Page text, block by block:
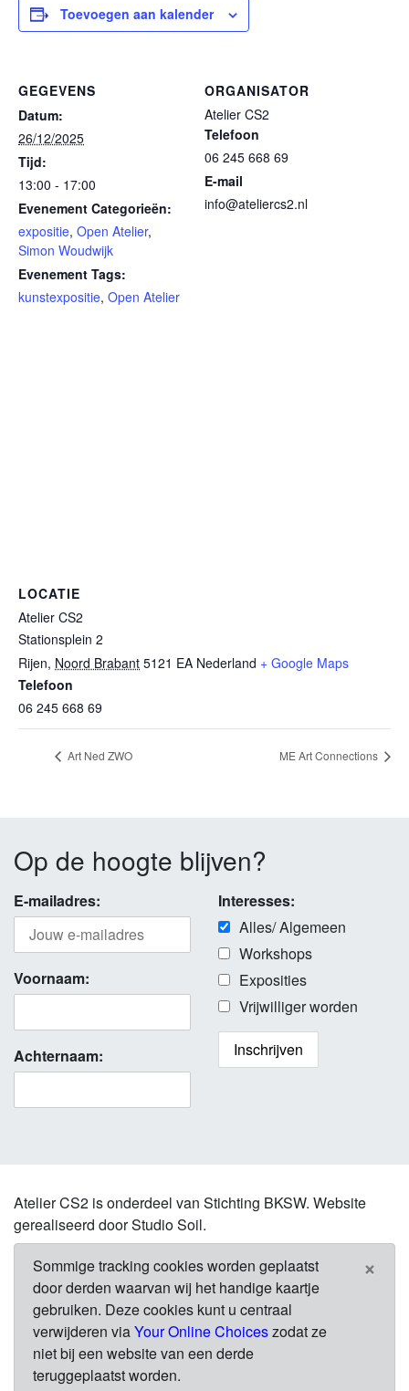
Toevoegen aan kalender
GEGEVENS
Datum:
26/12/2025
Tijd:
13:00 - 17:00
Evenement Categorieën:
expositie, Open Atelier,
Simon Woudwijk
Evenement Tags:
kunstexpositie, Open Atelier
ORGANISATOR
Atelier CS2
Telefoon
06 245 668 69
E-mail
info@ateliercs2.nl
LOCATIE
Atelier CS2
Stationsplein 2
Rijen, Noord Brabant 5121 EA Nederland + Google Maps
Telefoon
06 245 668 69
Art Ned ZWO ME Art Connections
Op de hoogte blijven?
E-mailadres:
Voornaam:
Achternaam:
Interesses:
Alles/ Algemeen
Workshops
Exposities
Vrijwilliger worden
Atelier CS2 is onderdeel van Stichting BKSW. Website
gerealiseerd door Studio Soil.
Sommige tracking cookies worden geplaatst
door derden waarvan wij het handige kaartje
gebruiken. Deze cookies kunt u centraal
verwijderen viaYour Online Choiceszodat ze
niet bij een website van een derde
teruggeplaatst worden.
×